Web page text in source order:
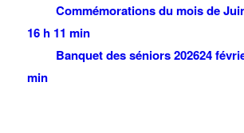
Commémorations du mois de
16 h 11 min
Banquet des séniors 202624
min